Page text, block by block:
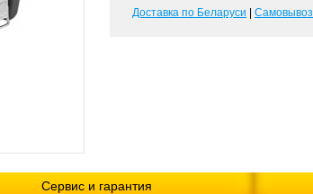
Доставка по Беларуси Самовывоз
Сервис и гарантия